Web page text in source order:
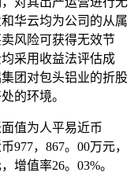
华云均为公司的从属
风险可获得无效节
采用收益法评估成
团对包头铝业的折股
的环境。
值为人平易近币
977，867。00万元，
增值率26。03%。